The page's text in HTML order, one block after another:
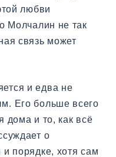
любви
Молчалин не так
связь может
и едва не
Его больше всего
дома и то, как всё
о
и порядке, хотя сам